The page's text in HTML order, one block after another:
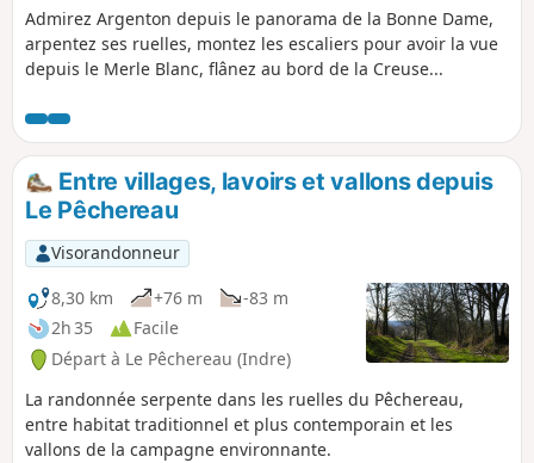
Admirez Argenton depuis le panorama de la Bonne Dame,
arpentez ses ruelles, montez les escaliers pour avoir la vue
depuis le Merle Blanc, flânez au bord de la Creuse...
Entre villages, lavoirs et vallons depuis
Le Pêchereau
Visorandonneur
8,30 km
+76 m
-83 m
2h 35
Facile
Départ à Le Pêchereau (Indre)
La randonnée serpente dans les ruelles du Pêchereau,
entre habitat traditionnel et plus contemporain et les
vallons de la campagne environnante.